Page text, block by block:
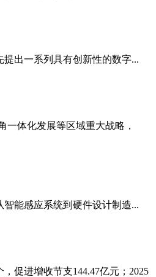
出一系列具有创新性的数字...
体化发展等区域重大战略，
能感应系统到硬件设计制造...
促进增收节支144.47亿元；2025